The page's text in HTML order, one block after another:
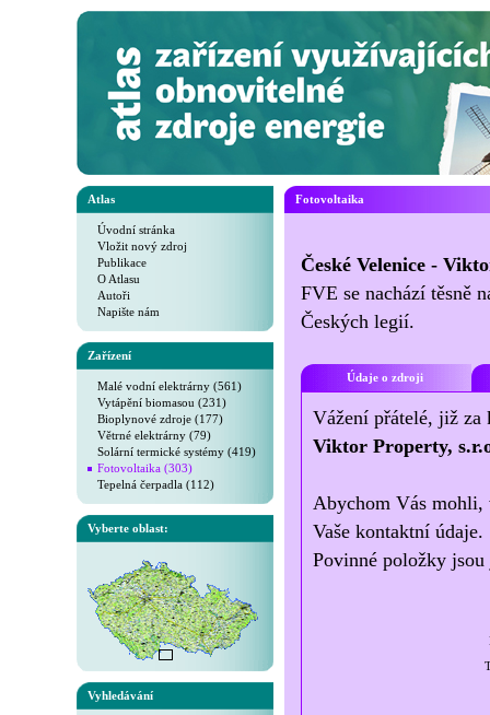
Atlas
Úvodní stránka
Vložit nový zdroj
Publikace
O Atlasu
Autoři
Napište nám
Zařízení
Malé vodní elektrárny (561)
Vytápění biomasou (231)
Bioplynové zdroje (177)
Větrné elektrárny (79)
Solární termické systémy (419)
Fotovoltaika (303)
Tepelná čerpadla (112)
Vyberte oblast:
Vyhledávání
Fotovoltaika
České Velenice -
FVE se nachází těsně
Českých legií.
Údaje o zdroji
Vážení přátelé, již
Viktor Property,
Abychom Vás mohli,
Vaše kontaktní údaje.
Povinné položky